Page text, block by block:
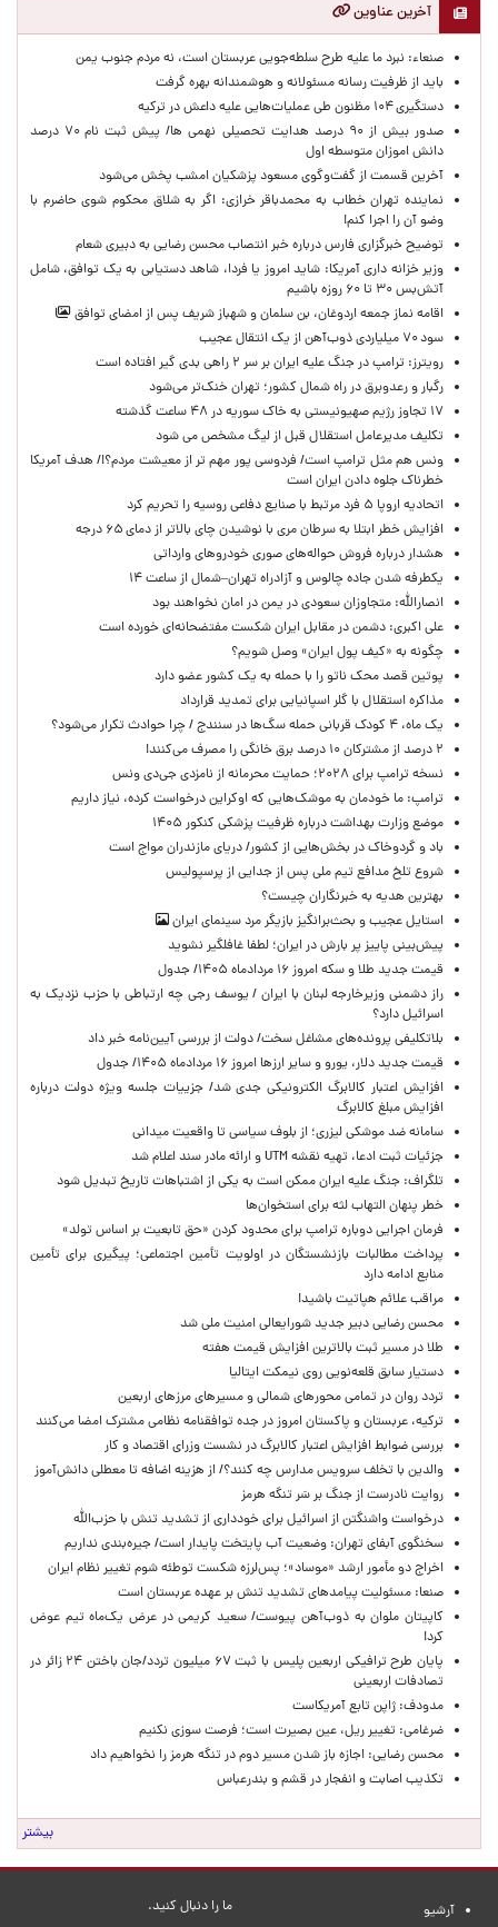
آخرین عناوین
صنعاء: نبرد ما علیه طرح سلطه‌جویی عربستان است، نه مردم جنوب یمن
باید از ظرفیت رسانه مسئولانه و هوشمندانه بهره گرفت
دستگیری ۱۰۴ مظنون طی عملیات‌هایی علیه داعش در ترکیه
صدور بیش از ۹۰ درصد هدایت تحصیلی نهمی ها/ پیش ثبت نام ۷۰ درصد
دانش اموزان متوسطه اول
آخرین قسمت از گفت‌وگوی مسعود پزشکیان امشب پخش می‌شود
نماینده تهران خطاب به محمدباقر خرازی: اگر به شلاق محکوم شوی حاضرم با
وضو آن را اجرا کنم!
توضیح خبرگزاری فارس درباره خبر انتصاب محسن رضایی به دبیری شعام
وزیر خزانه داری آمریکا: شاید امروز یا فردا، شاهد دستیابی به یک توافق، شامل
آتش‌بس ۳۰ تا ۶۰ روزه باشیم
اقامه نماز جمعه اردوغان، بن ‌سلمان و شهباز شریف پس از امضای توافق
سود ۷۰ میلیاردی ذوب‌آهن از یک انتقال عجیب
رویترز: ترامپ در جنگ علیه ایران بر سر ۲ راهی بدی گیر افتاده است
رگبار و رعدوبرق در راه شمال کشور؛ تهران خنک‌تر می‌شود
۱۷ تجاوز رژیم صهیونیستی به خاک سوریه در ۴۸ ساعت گذشته
تکلیف مدیرعامل استقلال قبل از لیگ مشخص می شود
ونس هم مثل ترامپ است/ فردوسی پور مهم تر از معیشت مردم؟!/ هدف آمریکا
خطرناک جلوه دادن ایران است
اتحادیه اروپا ۵ فرد مرتبط با صنایع دفاعی روسیه را تحریم کرد
افزایش خطر ابتلا به سرطان مری با نوشیدن چای بالاتر از دمای ۶۵ درجه
هشدار درباره فروش حواله‌های صوری خودروهای وارداتی
یکطرفه شدن جاده چالوس و آزادراه تهران–شمال از ساعت ۱۴
انصارالله: متجاوزان سعودی در یمن در امان نخواهند بود
علی اکبری: دشمن در مقابل ایران شکست مفتضحانه‌ای خورده است
چگونه به «کیف پول ایران» وصل شویم؟
پوتین قصد محک ناتو را با حمله به یک کشور عضو دارد
مذاکره استقلال با گلر اسپانیایی برای تمدید قرارداد
یک ماه، ۴ کودک قربانی حمله سگ‌ها در سنندج / چرا حوادث تکرار می‌شود؟
۲ درصد از مشترکان ۱۰ درصد برق خانگی را مصرف می‌کنند!
نسخه ترامپ برای ۲۰۲۸؛ حمایت محرمانه از نامزدی جی‌دی ونس
ترامپ: ما خودمان به موشک‌هایی که اوکراین درخواست کرده، نیاز داریم
موضع وزارت بهداشت درباره ظرفیت پزشکی کنکور ۱۴۰۵
باد و گردوخاک در بخش‌هایی از کشور/ دریای مازندران مواج است
شروع تلخ مدافع تیم ملی پس از جدایی از پرسپولیس
بهترین هدیه به خبرنگاران چیست؟
استایل عجیب و بحث‌برانگیز بازیگر مرد سینمای ایران
پیش‌بینی پاییز پر بارش در ایران؛ لطفا غافلگیر نشوید
قیمت جدید طلا و سکه امروز ۱۶ مردادماه ۱۴۰۵/ جدول
راز دشمنی وزیرخارجه لبنان با ایران / یوسف رجی چه ارتباطی با حزب نزدیک به
اسرائیل دارد؟
بلاتکلیفی پرونده‌های مشاغل سخت/ دولت از بررسی آیین‌نامه خبر داد
قیمت جدید دلار، یورو و سایر ارزها امروز ۱۶ مردادماه ۱۴۰۵/ جدول
افزایش اعتبار کالابرگ الکترونیکی جدی شد/ جزییات جلسه ویژه دولت درباره
افزایش مبلغ کالابرگ
سامانه ضد موشکی لیزری؛ از بلوف سیاسی تا واقعیت میدانی
جزئیات ثبت ادعا، تهیه نقشه UTM و ارائه مادر سند اعلام شد
تلگراف: جنگ علیه ایران ممکن است به یکی از اشتباهات تاریخ تبدیل شود
خطر پنهان التهاب لثه برای استخوان‌ها
فرمان اجرایی دوباره ترامپ برای محدود کردن «حق تابعیت بر اساس تولد»
پرداخت مطالبات بازنشستگان در اولویت تأمین اجتماعی؛ پیگیری برای تأمین
منابع ادامه دارد
مراقب علائم هپاتیت باشید!
محسن رضایی دبیر جدید شورایعالی امنیت ملی شد
طلا در مسیر ثبت بالاترین افزایش قیمت هفته
دستیار سابق قلعه‌نویی روی نیمکت ایتالیا
تردد روان در تمامی محورهای شمالی و مسیرهای مرزهای اربعین
ترکیه، عربستان و پاکستان امروز در جده توافقنامه نظامی مشترک امضا می‌کنند
بررسی ضوابط افزایش اعتبار کالابرگ در نشست وزرای اقتصاد و کار
والدین با تخلف سرویس مدارس چه کنند؟/ از هزینه اضافه تا معطلی دانش‌آموز
روایت نادرست از جنگ بر سَر تنگه هرمز
درخواست واشنگتن از اسرائیل برای خودداری از تشدید تنش با حزب‌الله
سخنگوی آبفای تهران: وضعیت آب پایتخت پایدار است/ جیره‌بندی نداریم
اخراج دو مأمور ارشد «موساد»؛ پس‌لرزه شکست توطئه شوم تغییر نظام ایران
صنعا: مسئولیت پیامدهای تشدید تنش بر عهده عربستان است
کاپیتان ملوان به ذوب‌آهن پیوست/ سعید کریمی در عرض یک‌ماه تیم عوض
کرد!
پایان طرح ترافیکی اربعین پلیس با ثبت ۶۷ میلیون تردد/جان باختن ۲۴ زائر در
تصادفات اربعینی
مدودف: ژاپن تابع آمریکاست
ضرغامی: تغییر ریل، عین بصیرت است؛ فرصت سوزی نکنیم
محسن رضایی: اجازه باز شدن مسیر دوم در تنگه هرمز را نخواهیم داد
تکذیب اصابت و انفجار در قشم و بندرعباس
بیشتر
آرشیو
ما را دنبال کنید.